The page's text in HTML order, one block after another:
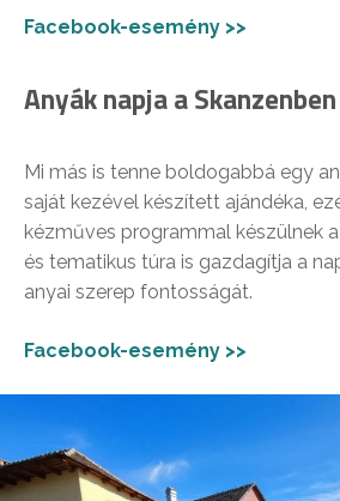
Facebook-esemény >>
Anyák napja a Skanzenben
Mi más is tenne boldogabbá egy
saját kezével készített ajándéka,
kézműves programmal készülnek
és tematikus túra is gazdagítja a
anyai szerep fontosságát.
Facebook-esemény >>